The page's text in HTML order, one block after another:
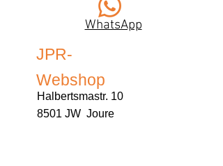
WhatsApp
JPR-
Webshop
Halbertsmastr. 10
8501 JW Joure